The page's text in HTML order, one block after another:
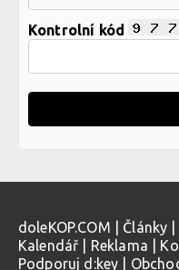
Kontrolní kód
doleKOP.COM Články
Kalendář
Reklama
Podporuj d:key